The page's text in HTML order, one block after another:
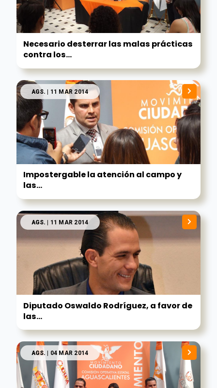
Necesario desterrar las malas prácticas
contra los...
AGS. | 11 MAR 2014
Impostergable la atención al campo y
las...
AGS. | 11 MAR 2014
Diputado Oswaldo Rodríguez, a favor de
las...
AGS. | 04 MAR 2014